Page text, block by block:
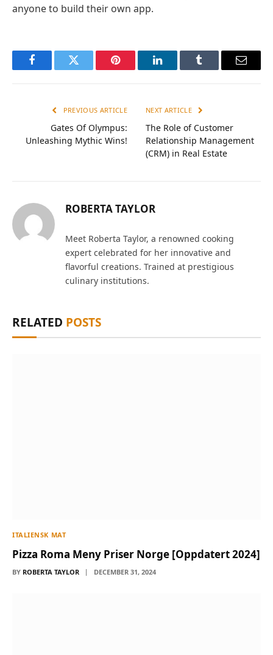
anyone to build their own app.
FacebookTwitter Pinterest LinkedInTumblr Email
PREVIOUS ARTICLE
Gates Of Olympus:
Unleashing Mythic Wins!
NEXT ARTICLE
The Role of Customer
Relationship Management
(CRM) in Real Estate
ROBERTA TAYLOR
Meet Roberta Taylor, a renowned cooking
expert celebrated for her innovative and
flavorful creations. Trained at prestigious
culinary institutions.
RELATED POSTS
ITALIENSK MAT
Pizza Roma Meny Priser Norge [Oppdatert 2024]
BY ROBERTA TAYLOR DECEMBER 31, 2024